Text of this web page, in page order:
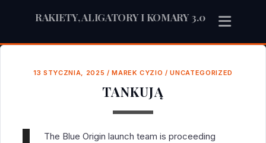
RAKIETY, ALIGATORY I KOMARY 3.0
13 STYCZNIA, 2025 /MAREK CYZIO /UNCATEGORIZED
TANKUJĄ
The Blue Origin launch team is proceeding